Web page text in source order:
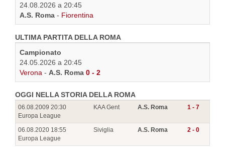
24.08.2026 a 20:45
A.S. Roma - Fiorentina
ULTIMA PARTITA DELLA ROMA
Campionato
24.05.2026 a 20:45
Verona - A.S. Roma 0 - 2
OGGI NELLA STORIA DELLA ROMA
06.08.2009 20:30
Europa League
KAA Gent A.S. Roma 1 - 7
06.08.2020 18:55
Europa League
Siviglia A.S. Roma 2 - 0